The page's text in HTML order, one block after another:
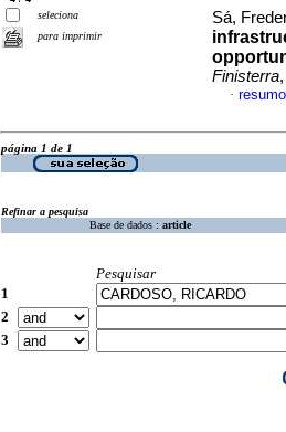
seleciona
para imprimir
Sá,
Finisterra
·
página 1 de 1
Refinar a pesquisa
Base de dados : article
Pesquisar
1
2
3